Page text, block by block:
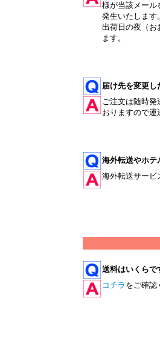
様が当該メール
発生いたします
出荷日の夜（お
ます。
届け先を変更し
ご注文は随時
おりますので運
海外転送やホテ
海外転送サービ
送料はいくらで
コチラ をご確認